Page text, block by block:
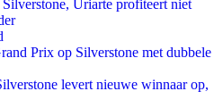
Uriarte profiteert niet
Prix op Silverstone met dubbele
levert nieuwe winnaar op,